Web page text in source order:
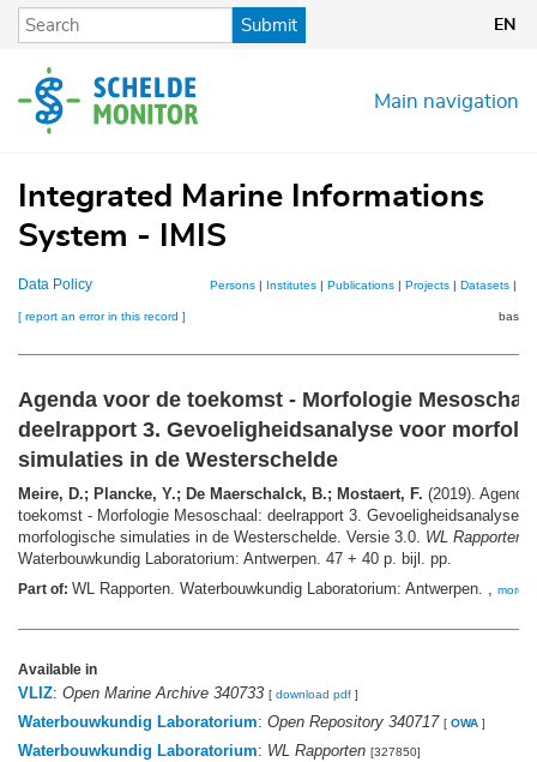
Skip
content
Submit EN
Main navigation
Integrated Marine Informations
System - IMIS
Data Policy Persons | Institutes | Publications | Projects | Datasets |
[ report an error in this record ]
Agenda voor de toekomst - Morfologie
deelrapport 3. Gevoeligheidsanalyse voor
simulaties in de Westerschelde
Meire, D.; Plancke, Y.; De Maerschalck, B.; Mostaert, F. (2019).
toekomst - Morfologie Mesoschaal: deelrapport 3. Gevoeligheidsanalyse
morfologische simulaties in de Westerschelde. Versie 3.0. WL Rapporten
Waterbouwkundig Laboratorium: Antwerpen. 47 + 40 p. bijl. pp.
Part of: WL Rapporten. Waterbouwkundig Laboratorium: Antwerpen. , more
Available in
VLIZ: Open Marine Archive 340733 [ download pdf ]
Waterbouwkundig Laboratorium: Open Repository 340717 [ OWA ]
Waterbouwkundig Laboratorium: WL Rapporten [327850]